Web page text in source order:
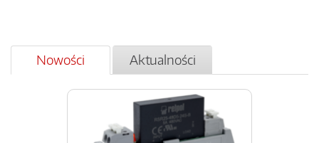
Nowości Aktualności